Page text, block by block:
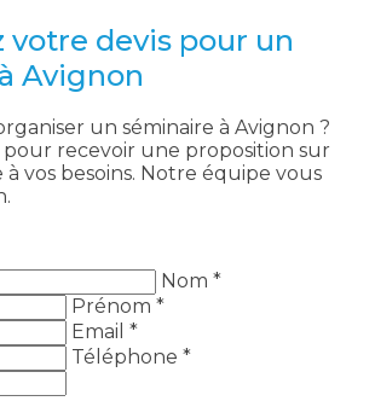
votre devis pour un
Avignon
un séminaire à Avignon ?
recevoir une proposition sur
vos besoins. Notre équipe vous
Nom *
Prénom *
Email *
Téléphone *